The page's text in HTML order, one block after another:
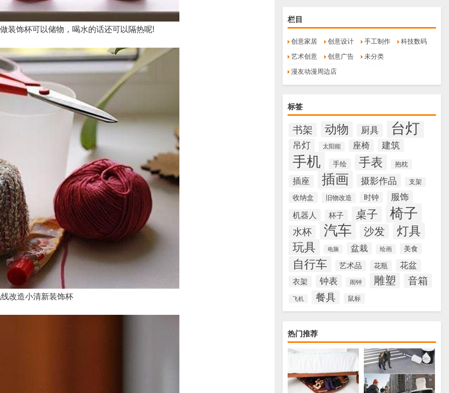
栏目
创意家居 创意设计 手工制作
科技数码
艺术创意
创意广告
未分类
漫友动漫周边店
标签
书架 动物 厨具 台灯
吊灯 太阳能 座椅 建筑
手机 手绘 手表 抱枕
插座 插画 摄影作品 支架
收纳盒 旧物改造 时钟 服饰
机器人 杯子 桌子 椅子
水杯 汽车 沙发 灯具
玩具 电脑 盆栽 绘画 美食
自行车 艺术品 花瓶 花盆
衣架 钟表 闹钟 雕塑 音箱
飞机 餐具 鼠标
热门推荐
装饰杯可以储物，喝水的话还可以隔热呢!
改造小清新装饰杯